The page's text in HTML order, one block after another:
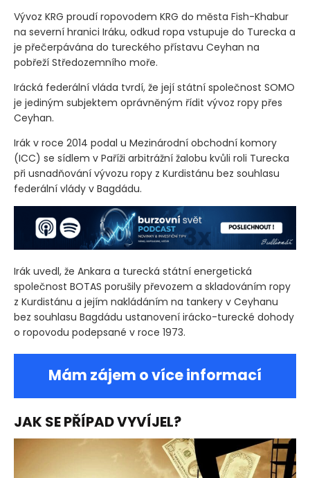
Vývoz KRG proudí ropovodem KRG do města Fish-Khabur
na severní hranici Iráku, odkud ropa vstupuje do Turecka a
je přečerpávána do tureckého přístavu Ceyhan na
pobřeží Středozemního moře.
Irácká federální vláda tvrdí, že její státní společnost SOMO
je jediným subjektem oprávněným řídit vývoz ropy přes
Ceyhan.
Irák v roce 2014 podal u Mezinárodní obchodní komory
(ICC) se sídlem v Paříži arbitrážní žalobu kvůli roli Turecka
při usnadňování vývozu ropy z Kurdistánu bez souhlasu
federální vlády v Bagdádu.
Irák uvedl, že Ankara a turecká státní energetická
společnost BOTAS porušily převozem a skladováním ropy
z Kurdistánu a jejím nakládáním na tankery v Ceyhanu
bez souhlasu Bagdádu ustanovení irácko-turecké dohody
o ropovodu podepsané v roce 1973.
Mám zájem o více informací
JAK SE PŘÍPAD VYVÍJEL?